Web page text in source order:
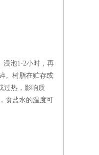
浸泡1-2小时，再
。树脂在贮存或
过热，影响质
食盐水的温度可